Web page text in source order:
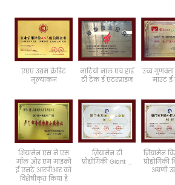
एएएउद्यम क्रेडिट
मूल्यांकन
नाटियोनालएचहाई
टीटेकईएंटरप्राइज
उच्च
माउंटई
शियामेनएस नेएस
मॉल औरएममाइक्रो
ईएनटे आरपीआरको
विशेषीकृतकिया है
ज़ियामेनटी
प्रौद्योगिकीGiant _
ज़ियामेन
प्रौद्योगिकी
अग्रणी